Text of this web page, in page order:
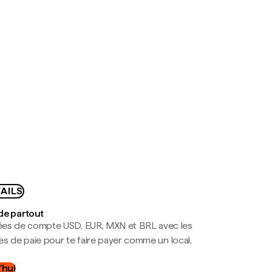
partout
de compte USD, EUR, MXN et BRL avec les
de paie pour te faire payer comme un local,